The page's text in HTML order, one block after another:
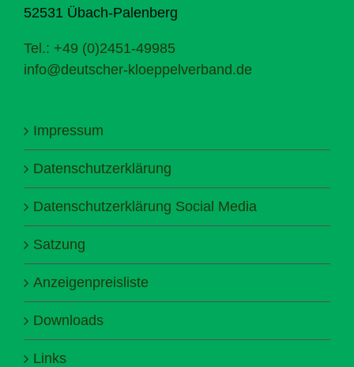
52531 Übach-Palenberg
Tel.: +49 (0)2451-49985
info@deutscher-kloeppelverband.de
Impressum
Datenschutzerklärung
Datenschutzerklärung Social Media
Satzung
Anzeigenpreisliste
Downloads
Links